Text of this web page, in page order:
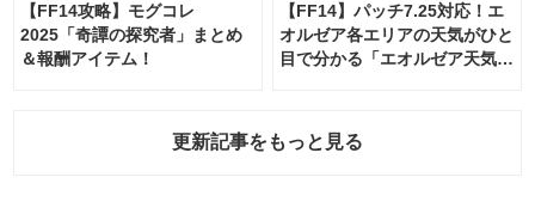
【FF14攻略】モグコレ
2025「奇譚の探究者」まとめ
＆報酬アイテム！
【FF14】パッチ7.25対応！エ
オルゼア各エリアの天気がひと
目で分かる「エオルゼア天気予
更新記事をもっと見る